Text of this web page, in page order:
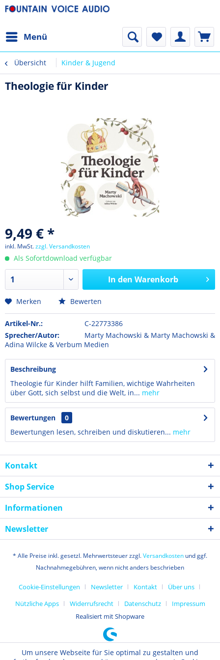
Menü
Übersicht Kinder & Jugend
Theologie für Kinder
9,49 € *
inkl. MwSt.zzgl. Versandkosten
Als Sofortdownload verfügbar
In den Warenkorb
Merken Bewerten
Artikel-Nr.:
C-22773386
Sprecher/Autor:
Marty Machowski & Marty Machowski &
Adina Wilcke & Verbum Medien
Beschreibung
Theologie für Kinder hilft Familien, wichtige Wahrheiten
über Gott, sich selbst und die Welt, in... mehr
Bewertungen
0
Bewertungen lesen, schreiben und diskutieren... mehr
Kontakt
Shop Service
Informationen
Newsletter
* Alle Preise inkl. gesetzl. Mehrwertsteuer zzgl.Versandkosten und ggf.
Nachnahmegebühren, wenn nicht anders beschrieben
Cookie-Einstellungen Newsletter Kontakt
Über uns
Nützliche Apps
Widerrufsrecht Datenschutz
Impressum
Realisiert mit Shopware
Um unsere Webseite für Sie optimal zu gestalten und